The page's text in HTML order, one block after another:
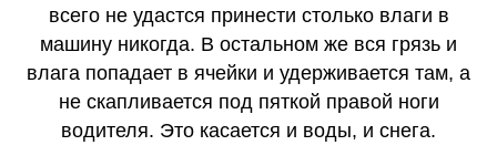
всего не удастся принести столько влаги в
машину никогда. В остальном же вся грязь и
влага попадает в ячейки и удерживается там, а
не скапливается под пяткой правой ноги
водителя. Это касается и воды, и снега.